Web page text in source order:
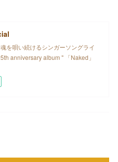
を唄い続けるシンガーソングライ
anniversary album " 「Naked」